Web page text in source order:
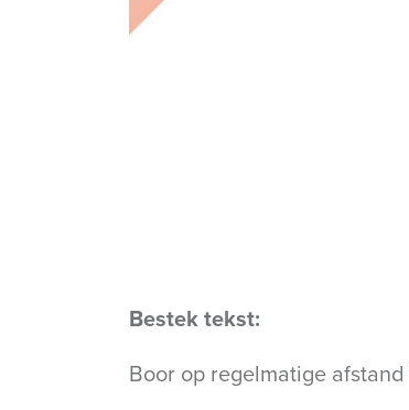
Bestek tekst:
Boor op regelmatige